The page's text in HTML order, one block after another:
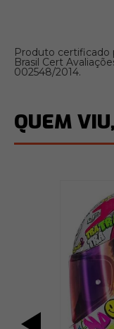
Produto certificado
Brasil Cert
002548/2014.
QUEM